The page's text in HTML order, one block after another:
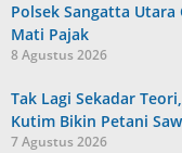
Polsek Sangatta Utara
Mati Pajak
8 Agustus 2026
Tak Lagi Sekadar
Kutim Bikin Petani
7 Agustus 2026